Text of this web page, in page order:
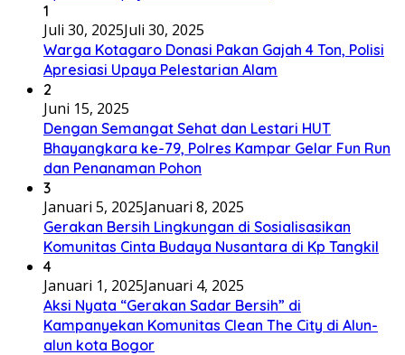
1
Juli 30, 2025Juli 30, 2025
Warga Kotagaro Donasi Pakan Gajah 4 Ton, Polisi
Apresiasi Upaya Pelestarian Alam
2
Juni 15, 2025
Dengan Semangat Sehat dan Lestari HUT
Bhayangkara ke-79, Polres Kampar Gelar Fun Run
dan Penanaman Pohon
3
Januari 5, 2025Januari 8, 2025
Gerakan Bersih Lingkungan di Sosialisasikan
Komunitas Cinta Budaya Nusantara di Kp Tangkil
4
Januari 1, 2025Januari 4, 2025
Aksi Nyata “Gerakan Sadar Bersih” di
Kampanyekan Komunitas Clean The City di Alun-
alun kota Bogor